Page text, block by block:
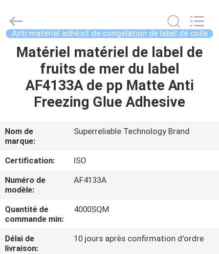
MAISON
PRODUITS
AU
SUJET
DE
NOUS
VISITE
D'USINE
TECHNOLOGY
CO,LTD.
RightsAnti matériel adhésif de congélation de label de colle
Matériel matériel de label de
fruits de mer du label
AF4133A de pp Matte Anti
Freezing Glue Adhesive
Nom de
marque:
Superreliable Technology Brand
Certification:
ISO
Numéro de
modèle:
AF4133A
Quantité de
commande min:
4000SQM
Délai de
livraison:
10 jours après confirmation d'ordre